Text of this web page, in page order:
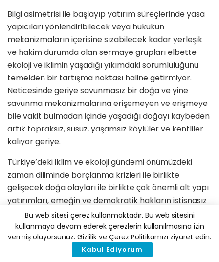
Bilgi asimetrisi ile başlayıp yatırım süreçlerinde yasa
yapıcıları yönlendiribilecek veya hukukun
mekanizmaların içerisine sızabilecek kadar yerleşik
ve hakim durumda olan sermaye grupları elbette
ekoloji ve iklimin yaşadığı yıkımdaki sorumluluğunu
temelden bir tartışma noktası haline getirmiyor.
Neticesinde geriye savunmasız bir doğa ve yine
savunma mekanizmalarına erişemeyen ve erişmeye
bile vakit bulmadan içinde yaşadığı doğayı kaybeden
artık topraksız, susuz, yaşamsız köylüler ve kentliler
kalıyor geriye.
Türkiye’deki iklim ve ekoloji gündemi önümüzdeki
zaman diliminde borçlanma krizleri ile birlikte
gelişecek doğa olayları ile birlikte çok önemli alt yapı
yatırımları, emeğin ve demokratik hakların istisnasız
savunulması gibi gerçekleri karşımıza çıkaracak.
Dönüşecek bir refah anlayışına geçmemiz gerekirken
aynı zamanda her geçen gün derinleşen “kurumsal
hukuksuzluk” haline karşı da bütün yaşamı
Bu web sitesi çerez kullanmaktadır. Bu web sitesini
kullanmaya devam ederek çerezlerin kullanılmasına izin
vermiş oluyorsunuz. Gizlilik ve Çerez Politikamızı ziyaret edin.
Kabul Ediyorum